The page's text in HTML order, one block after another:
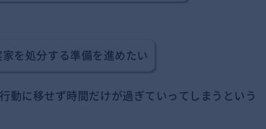
を処分する準備を進めたい
動に移せず時間だけが過ぎていってしまうという